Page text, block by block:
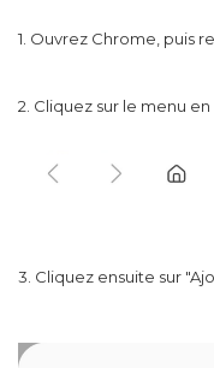
1. Ouvrez Chrome, puis
2. Cliquez sur le menu
3. Cliquez ensuite sur